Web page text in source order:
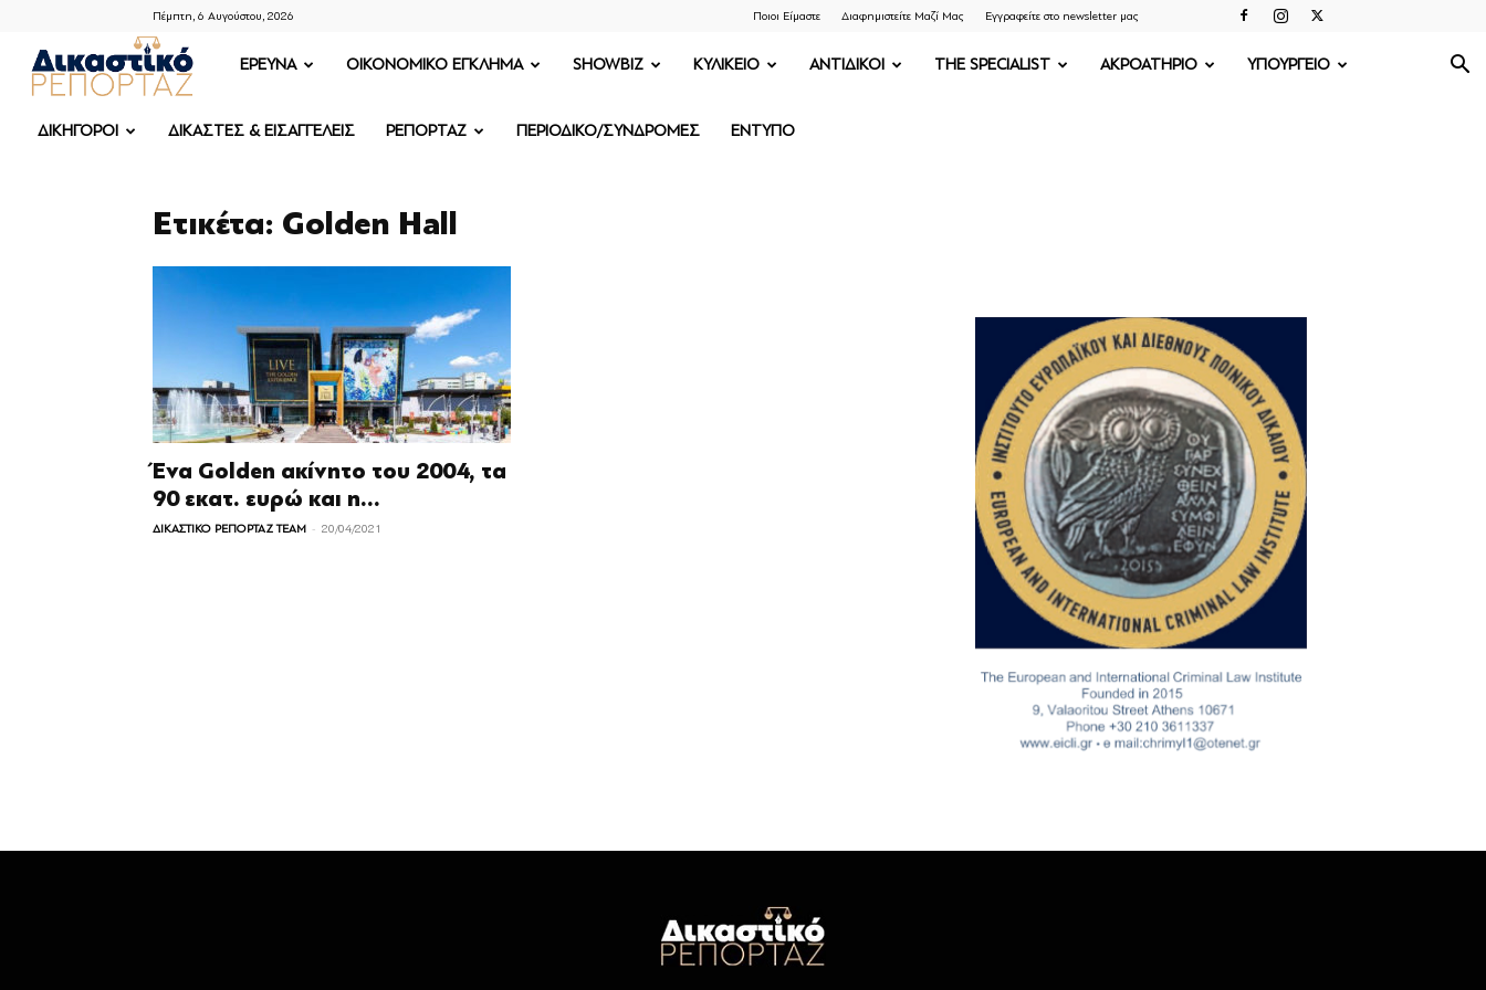
Πέμπτη, 6 Αυγούστου, 2026 Ποιοι Είμαστε Διαφημιστείτε Μαζί Μας Εγγραφείτε στο newsletter μας
ΔΙΚΑΣΤΙΚΟ
ΡΕΠΟΡΤΑΖ
ΕΡΕΥΝΑ OIKONOMIKO ΕΓΚΛΗΜΑ SHOWBIZ ΚΥΛΙΚΕΙΟ ΑΝΤΙΔΙΚΟΙ THE SPECIALIST ΑΚΡΟΑΤΗΡΙΟ ΥΠΟΥΡΓΕΙΟ
ΔΙΚΗΓΟΡΟΙ ΔΙΚΑΣΤΕΣ & ΕΙΣΑΓΓΕΛΕΙΣ ΡΕΠΟΡΤΑΖ ΠΕΡΙΟΔΙΚΟ/ΣΥΝΔΡΟΜΕΣ ΕΝΤΥΠΟ
Ετικέτα: Golden Hall
Ένα Golden ακίνητο του 2004, τα
90 εκατ. ευρώ και η...
ΔΙΚΑΣΤΙΚΟ ΡΕΠΟΡΤΑΖ TEAM - 20/04/2021